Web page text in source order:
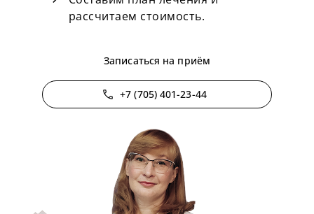
рассчитаем стоимость.
Записаться на приём
phone +7 (705) 401-23-44